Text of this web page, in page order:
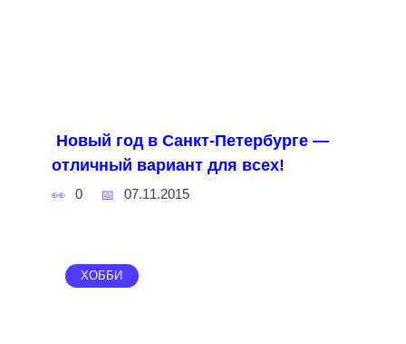
Новый год в Санкт-Петербурге —
отличный вариант для всех!
0 07.11.2015
ХОББИ